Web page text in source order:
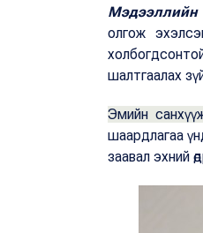
Мэдээллийн
олгож
шалтгаалах
Эмийн
шаардлагаа
заавал эхний